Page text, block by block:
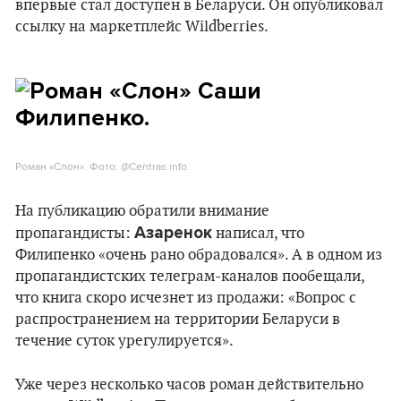
впервые стал доступен в Беларуси. Он опубликовал
ссылку на маркетплейс Wildberries.
Роман «Слон». Фото: @Centras.info.
На публикацию обратили внимание
пропагандисты: Азаренок написал, что
Филипенко «очень рано обрадовался». А в одном из
пропагандистских телеграм-каналов пообещали,
что книга скоро исчезнет из продажи: «Вопрос с
распространением на территории Беларуси в
течение суток урегулируется».
Уже через несколько часов роман действительно